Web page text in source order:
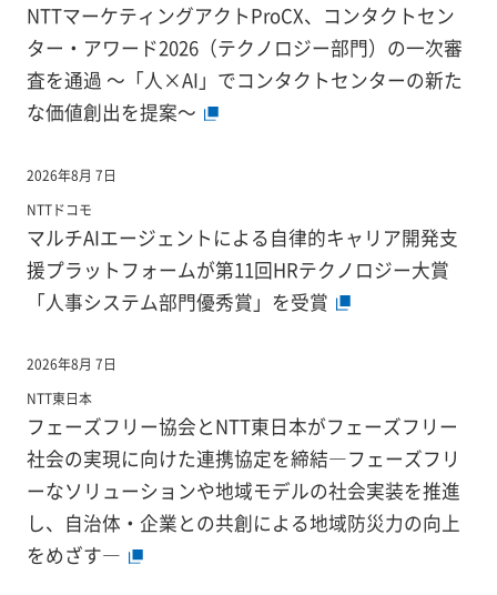
NTTマーケティングアクトProCX、コンタクトセン
ター・アワード2026（テクノロジー部門）の一次審
査を通過 ～「人×AI」でコンタクトセンターの新た
な価値創出を提案～
2026年8月 7日
NTTドコモ
マルチAIエージェントによる自律的キャリア開発支
援プラットフォームが第11回HRテクノロジー大賞
「人事システム部門優秀賞」を受賞
2026年8月 7日
NTT東日本
フェーズフリー協会とNTT東日本がフェーズフリー
社会の実現に向けた連携協定を締結―フェーズフリ
ーなソリューションや地域モデルの社会実装を推進
し、自治体・企業との共創による地域防災力の向上
をめざす―